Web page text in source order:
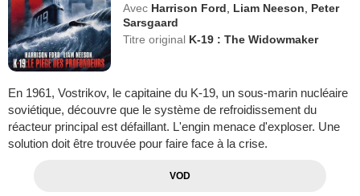
Avec Harrison Ford Liam Neeson
Peter
Sarsgaard
Titre original K-19 : The Widowmaker
En 1961, Vostrikov, le capitaine du K-19, un sous-marin nucléaire
soviétique, découvre que le système de refroidissement du
réacteur principal est défaillant. L'engin menace d'exploser. Une
solution doit être trouvée pour faire face à la crise.
VOD